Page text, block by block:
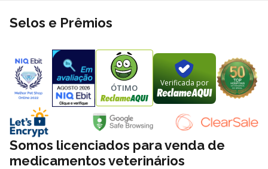
Selos e Prêmios
ÓTIMO Verificada por
Somos licenciados para venda de
medicamentos veterinários